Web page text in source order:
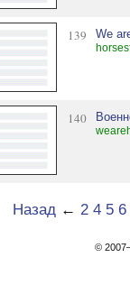
139 We
140
Назад ← 2 4 5 6
©